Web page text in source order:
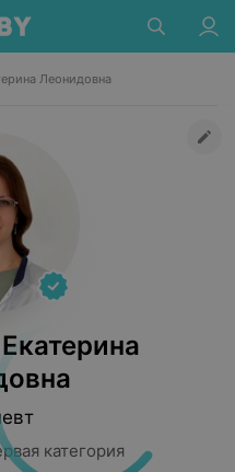
Леонидовна
категория